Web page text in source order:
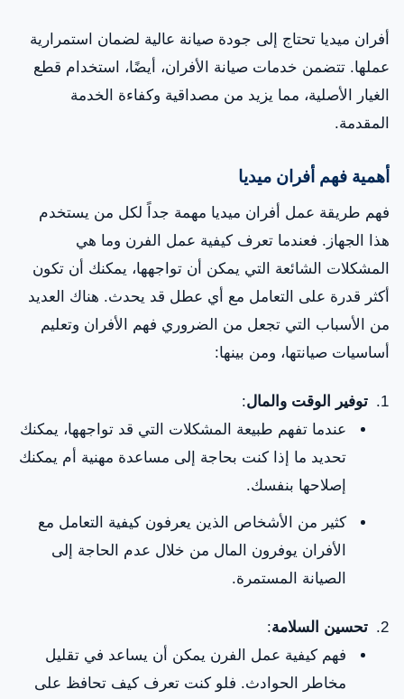
أفران ميديا تحتاج إلى جودة صيانة عالية لضمان استمرارية
عملها. تتضمن خدمات صيانة الأفران، أيضًا، استخدام قطع
الغيار الأصلية، مما يزيد من مصداقية وكفاءة الخدمة
المقدمة.
أهمية فهم أفران ميديا
فهم طريقة عمل أفران ميديا مهمة جداً لكل من يستخدم
هذا الجهاز. فعندما تعرف كيفية عمل الفرن وما هي
المشكلات الشائعة التي يمكن أن تواجهها، يمكنك أن تكون
أكثر قدرة على التعامل مع أي عطل قد يحدث. هناك العديد
من الأسباب التي تجعل من الضروري فهم الأفران وتعليم
أساسيات صيانتها، ومن بينها:
توفير الوقت والمال:
عندما تفهم طبيعة المشكلات التي قد تواجهها، يمكنك
تحديد ما إذا كنت بحاجة إلى مساعدة مهنية أم يمكنك
إصلاحها بنفسك.
كثير من الأشخاص الذين يعرفون كيفية التعامل مع
الأفران يوفرون المال من خلال عدم الحاجة إلى
الصيانة المستمرة.
تحسين السلامة:
فهم كيفية عمل الفرن يمكن أن يساعد في تقليل
مخاطر الحوادث. فلو كنت تعرف كيف تحافظ على